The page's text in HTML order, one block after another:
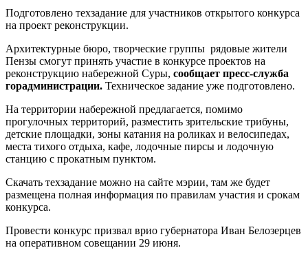
Подготовлено техзадание для участников открытого конкурса
на проект реконструкции.
Архитектурные бюро, творческие группы рядовые жители
Пензы смогут принять участие в конкурсе проектов на
реконструкцию набережной Суры, сообщает пресс-служба
горадминистрации. Техническое задание уже подготовлено.
На территории набережной предлагается, помимо
прогулочных территорий, разместить зрительские трибуны,
детские площадки, зоны катания на роликах и велосипедах,
места тихого отдыха, кафе, лодочные пирсы и лодочную
станцию с прокатным пунктом.
Скачать техзадание можно на сайте мэрии, там же будет
размещена полная информация по правилам участия и срокам
конкурса.
Провести конкурс призвал врио губернатора Иван Белозерцев
на оперативном совещании 29 июня.